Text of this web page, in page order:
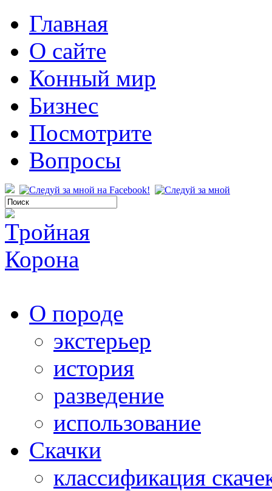
Главная
О сайте
Конный мир
Бизнес
Посмотрите
Вопросы
О породе
экстерьер
история
разведение
использование
Скачки
классификация